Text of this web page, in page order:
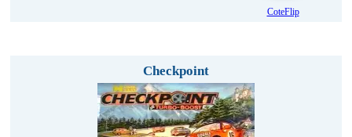
CoteFlip
Checkpoint